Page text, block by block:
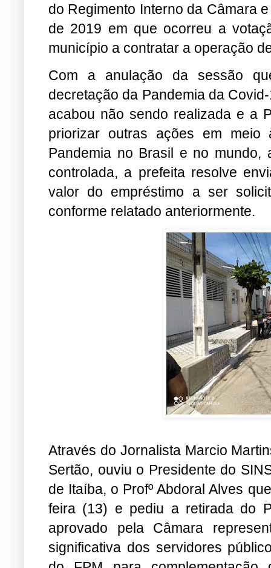
do Regimento Interno da Câmara
de 2019 em que ocorreu a
município a contratar a operação
Com a anulação da sessão
decretação da Pandemia da
acabou não sendo realizada e a
priorizar outras ações em meio
Pandemia no Brasil e no
controlada, a prefeita resolve
valor do empréstimo a ser
conforme relatado anteriormente.
Através do Jornalista Marcio
Sertão, ouviu o Presidente do
de Itaíba, o Profº Abdoral Alves
feira (13) e pediu a retirada do
aprovado pela Câmara
significativa dos servidores